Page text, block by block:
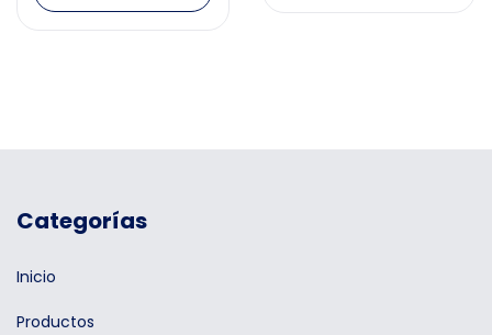
Categorías
Inicio
Productos